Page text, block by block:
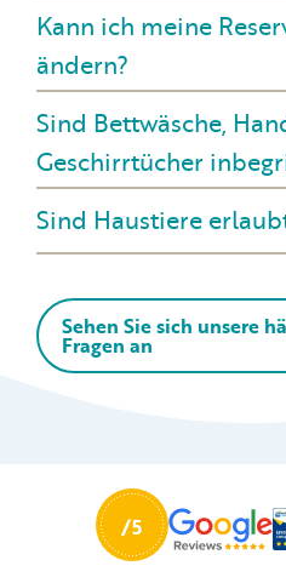
Kann ich meine
ändern?
Sind Bettwäsche,
Geschirrtücher
Sind Haustiere
Sehen Sie sich unsere
Fragen an